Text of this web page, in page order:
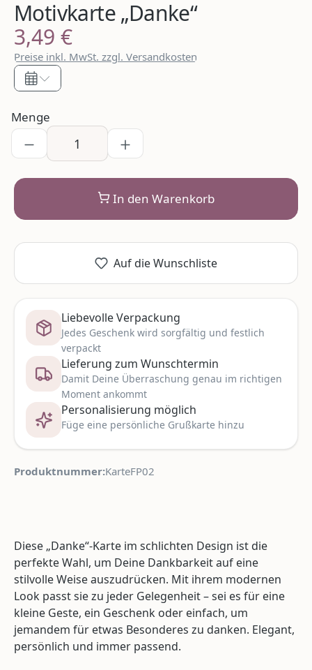
Motivkarte „Danke“
Regulärer Preis:
3,49 €
Preise inkl. MwSt. zzgl. Versandkosten
Menge
In den Warenkorb
Auf die Wunschliste
Liebevolle Verpackung
Jedes Geschenk wird sorgfältig und festlich
verpackt
Lieferung zum Wunschtermin
Damit Deine Überraschung genau im richtigen
Moment ankommt
Personalisierung möglich
Füge eine persönliche Grußkarte hinzu
Produktnummer:KarteFP02
Diese „Danke“-Karte im schlichten Design ist die
perfekte Wahl, um Deine Dankbarkeit auf eine
stilvolle Weise auszudrücken. Mit ihrem modernen
Look passt sie zu jeder Gelegenheit – sei es für eine
kleine Geste, ein Geschenk oder einfach, um
jemandem für etwas Besonderes zu danken. Elegant,
persönlich und immer passend.